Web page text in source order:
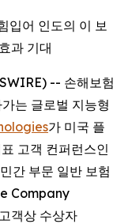
입어 인도의 이 보
과 기대
-- 손해보험
는 글로벌 지능형
가 미국 플
고객 컨퍼런스인
간 부문 일반 보험
Company
객상 수상자